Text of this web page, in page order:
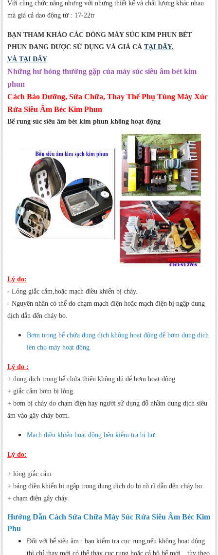
Với cùng chức năng nhưng với nhưng thiết kế và chất lượng khác nhau
mà giá cả dao động từ : 17-22tr
BẠN THAM KHẢO CÁC DÒNG MÁY SÚC KIM PHUN BÉT
PHUN ĐANG ĐƯỢC SỬ DỤNG VÀ GIÁ CẢ TẠI ĐÂY.
VÀ TẠI ĐÂY
Những hư hỏng thường gặp của máy súc siêu âm bét kim
phun
Cách Bảo Dưỡng, Sửa Chữa, Thay Thế Phụ Tùng Máy Xúc
Rửa Siêu Âm Béc Kim Phun
Bể rung súc siêu âm bét kim phun không hoạt động
Lý do:
- Lỏng giắc cắm,hoặc mạch điều khiển bị cháy.
- Nguyên nhân có thể do chạm mạch điện hoặc mạch điện bị ngập dung
dịch dẫn đến cháy bo.
Bơm trong bể chứa dung dịch không hoạt động để bơm dung dịch
lên cho máy hoạt động.
Lý do :
+ dung dịch trong bể chứa thiếu không đủ để bơm hoạt động
+ giắc cắm bơm bị lỏng.
+ bơm bị cháy do chạm điện hay người sử dụng đổ nhầm dung dịch siêu
âm vào gây cháy bơm.
Mạch điều khiển hoạt động bên kiểm tra bị hư.
Lý do:
+ lỏng giắc cắm
+ bảng điều khiển bị ngập trong dung dịch do bị rõ rĩ dẫn đến cháy bo.
+ chạm điện gây cháy.
Hướng Dẫn Cách Sửa Chữa Máy Súc Rửa Siêu Âm Béc Kim
Phu
Đối với bể siêu âm : bạn kiểm tra cục rung,nếu không hoạt động
thì chỉ thay mới,có thể thay cục rung hoặc cả bộ bể mới…tùy theo